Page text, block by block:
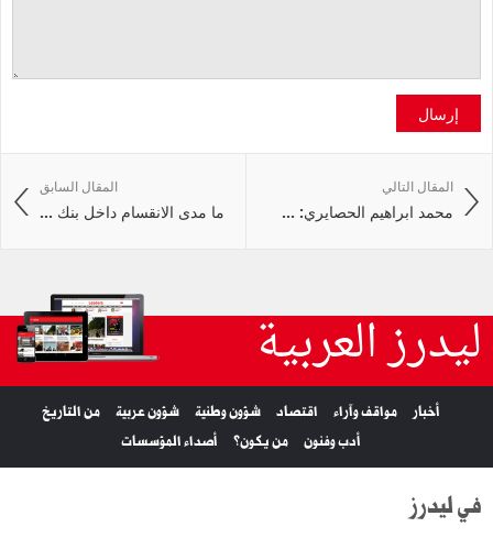
إرسال
المقال السابق
ما مدى الانقسام داخل بنك ...
المقال التالي
محمد ابراهيم الحصايري: ...
ليدرز العربية
أخبار مواقف وآراء اقتصاد شؤون وطنية شؤون عربية
من التاريخ
أدب وفنون
من يكون؟ أصداء المؤسسات
في ليدرز